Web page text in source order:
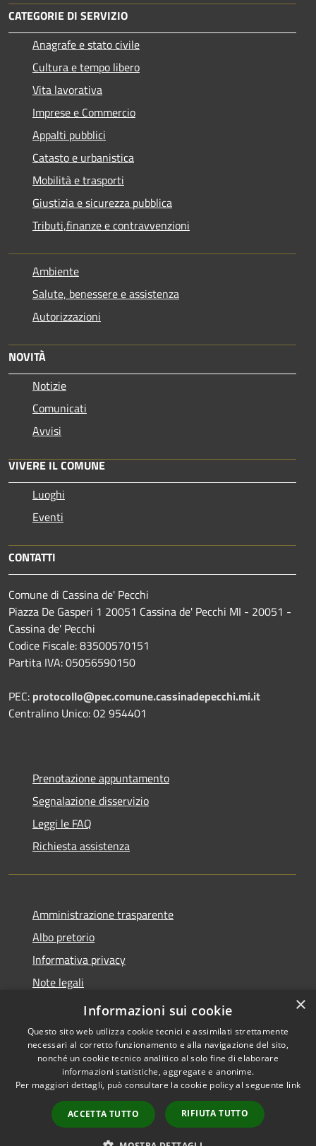
CATEGORIE DI SERVIZIO
Anagrafe e stato civile
Cultura e tempo libero
Vita lavorativa
Imprese e Commercio
Appalti pubblici
Catasto e urbanistica
Mobilità e trasporti
Giustizia e sicurezza pubblica
Tributi,finanze e contravvenzioni
Ambiente
Salute, benessere e assistenza
Autorizzazioni
NOVITÀ
Notizie
Comunicati
Avvisi
VIVERE IL COMUNE
Luoghi
Eventi
CONTATTI
Comune di Cassina de' Pecchi
Piazza De Gasperi 1 20051 Cassina de' Pecchi MI - 20051 -
Cassina de' Pecchi
Codice Fiscale: 83500570151
Partita IVA: 05056590150
PEC: protocollo@pec.comune.cassinadepecchi.mi.it
Centralino Unico: 02 954401
Prenotazione appuntamento
Segnalazione disservizio
Leggi le FAQ
Richiesta assistenza
Amministrazione trasparente
Albo pretorio
Informativa privacy
Note legali
Dichiarazione di accessibilità
Accessibilità
Copyright © 2026 • Comune di
Cassina de' Pecchi • Powered
byMunicipium
Accesso
redazione
×
Informazioni sui cookie
Questo sito web utilizza cookie tecnici e assimilati strettamente
necessari al corretto funzionamento e alla navigazione del sito,
nonché un cookie tecnico analitico al solo fine di elaborare
informazioni statistiche, aggregate e anonime.
Per maggiori dettagli, può consultare la cookie policy al seguente link
ACCETTA TUTTO RIFIUTA TUTTO